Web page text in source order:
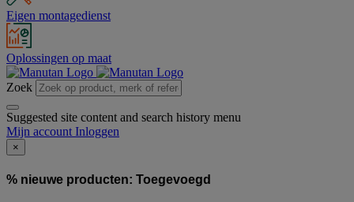
Eigen montagedienst
Oplossingen op maat
Zoek
Suggested site content and search history menu
Mijn account Inloggen
×
% nieuwe producten: Toegevoegd